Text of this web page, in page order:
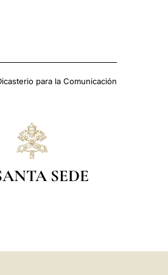
para la Comunicación
SEDE